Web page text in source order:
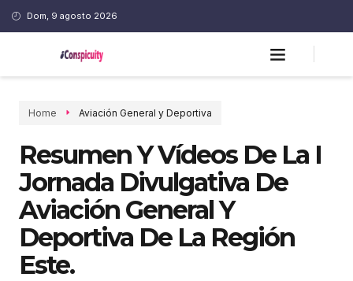
Dom, 9 agosto 2026
Home Aviación General y Deportiva
Resumen Y Vídeos De La I
Jornada Divulgativa De
Aviación General Y
Deportiva De La Región
Este.